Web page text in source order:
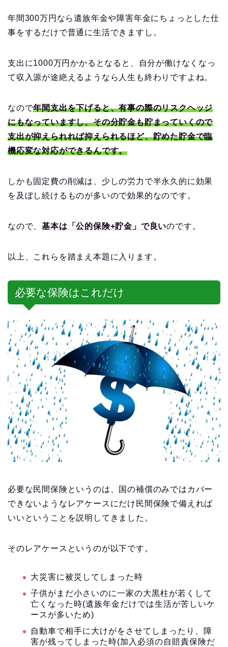
年間300万円なら遺族年金や障害年金にちょっとした仕
事をするだけで普通に生活できますし。
支出に1000万円かかるとなると、自分が働けなくなっ
て収入源が途絶えるようなら人生も終わりですよね。
なので年間支出を下げると、有事の際のリスクヘッジ
にもなっていますし、その分貯金も貯まっていくので
支出が抑えられれば抑えられるほど、貯めた貯金で臨
機応変な対応ができるんです。
しかも固定費の削減は、少しの労力で半永久的に効果
を及ぼし続けるものが多いので効果的なのです。
なので、基本は「公的保険+貯金」で良いのです。
以上、これらを踏まえ本題に入ります。
必要な保険はこれだけ
必要な民間保険というのは、国の補償のみではカバー
できないようなレアケースにだけ民間保険で備えれば
いいということを説明してきました。
そのレアケースというのが以下です。
大災害に被災してしまった時
子供がまだ小さいのに一家の大黒柱が若くして
亡くなった時(遺族年金だけでは生活が苦しいケ
ースが多いため)
自動車で相手に大けがをさせてしまったり、障
害が残ってしまった時(加入必須の自賠責保険だ